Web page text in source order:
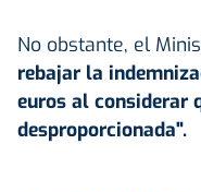
No obstante, el
rebajar la
euros al considerar
desproporcionada".